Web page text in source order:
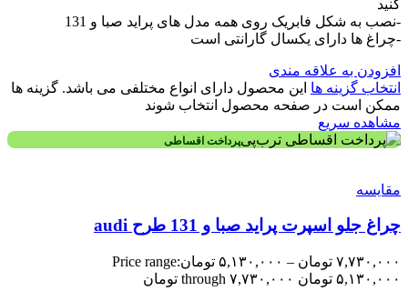
کنید
-نصب به شکل فابریک روی همه مدل های پراید صبا و 131
-چراغ ها دارای یکسال گارانتی است
افزودن به علاقه مندی
انتخاب گزینه ها این محصول دارای انواع مختلفی می باشد. گزینه ها
ممکن است در صفحه محصول انتخاب شوند
مشاهده سریع
پرداخت اقساطی
مقایسه
چراغ جلو اسپرت پراید صبا و 131 طرح audi
۷,۷۳۰,۰۰۰ تومان – ۵,۱۳۰,۰۰۰ تومانPrice range:
۵,۱۳۰,۰۰۰ تومان through ۷,۷۳۰,۰۰۰ تومان